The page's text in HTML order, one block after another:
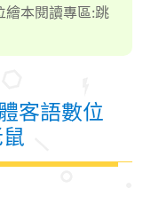
繪本閱讀專區:跳
客語數位